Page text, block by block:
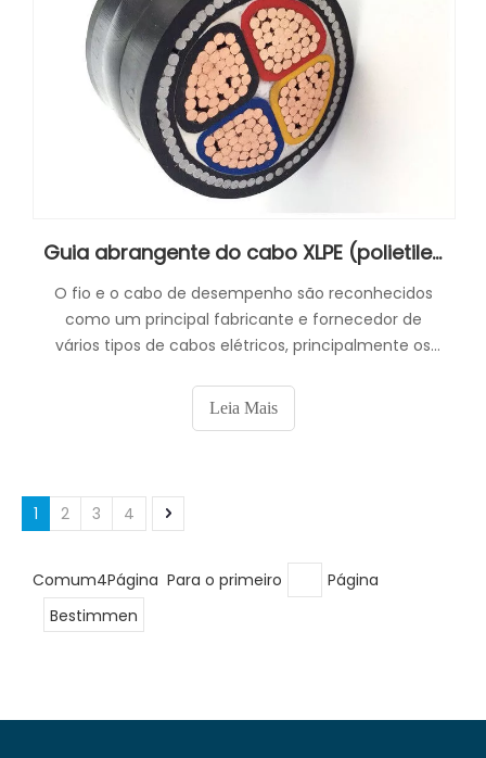
Guia abrangente do cabo XLPE (polietileno reticulado): propriedades, benefícios e aplicações
O fio e o cabo de desempenho são reconhecidos
como um principal fabricante e fornecedor de
vários tipos de cabos elétricos, principalmente os
ressalta sua eficácia em diversas indústrias.
Leia Mais
1 2 3 4
Comum4Página Para o primeiro
Página
Bestimmen